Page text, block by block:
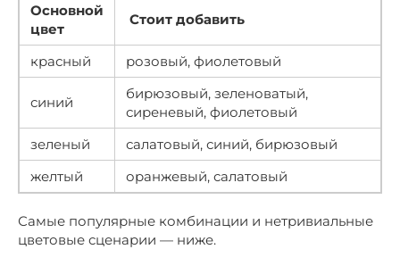
Основной
цвет
Стоит добавить
красный розовый, фиолетовый
синий
бирюзовый, зеленоватый,
сиреневый, фиолетовый
зеленый
салатовый, синий, бирюзовый
желтый
оранжевый, салатовый
Самые популярные комбинации и нетривиальные
цветовые сценарии — ниже.